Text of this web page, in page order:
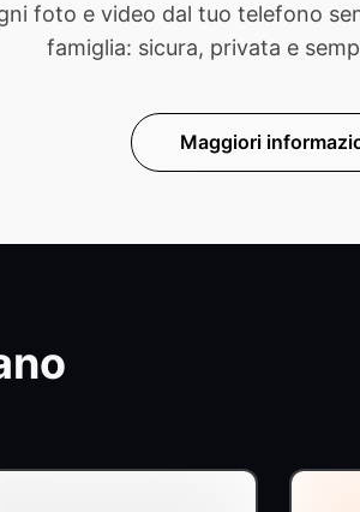
foto e video dal tuo telefono
famiglia: sicura, privata e
Maggiori